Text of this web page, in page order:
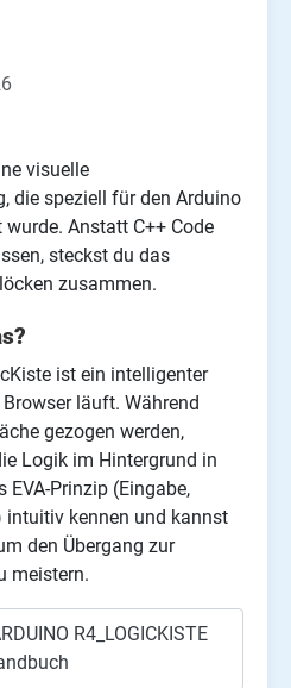
visuelle
die speziell für den Arduino
wurde. Anstatt C++ Code
steckst du das
zusammen.
ist ein intelligenter
läuft. Während
gezogen werden,
Logik im Hintergrund in
EVA-Prinzip (Eingabe,
intuitiv kennen und kannst
den Übergang zur
meistern.
R4_LOGICKISTE